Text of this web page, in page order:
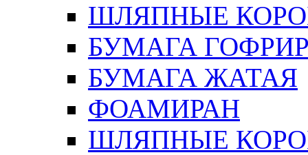
ШЛЯПНЫЕ
БУМАГА
БУМАГА ЖАТАЯ
ФОАМИРАН
ШЛЯПНЫЕ